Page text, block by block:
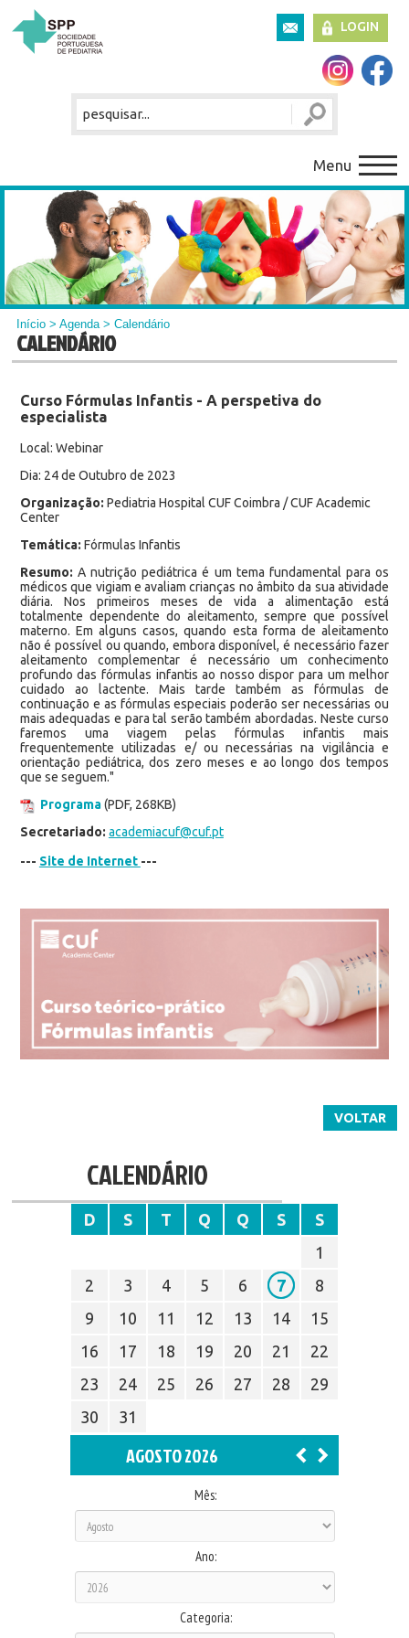
LOGIN
Menu
Início >Agenda> Calendário
CALENDÁRIO
Curso Fórmulas Infantis - A perspetiva do
especialista
Local: Webinar
Dia: 24 de Outubro de 2023
Organização: Pediatria Hospital CUF Coimbra / CUF Academic
Center
Temática: Fórmulas Infantis
Resumo: A nutrição pediátrica é um tema fundamental para os
médicos que vigiam e avaliam crianças no âmbito da sua atividade
diária. Nos primeiros meses de vida a alimentação está
totalmente dependente do aleitamento, sempre que possível
materno. Em alguns casos, quando esta forma de aleitamento
não é possível ou quando, embora disponível, é necessário fazer
aleitamento complementar é necessário um conhecimento
profundo das fórmulas infantis ao nosso dispor para um melhor
cuidado ao lactente. Mais tarde também as fórmulas de
continuação e as fórmulas especiais poderão ser necessárias ou
mais adequadas e para tal serão também abordadas. Neste curso
faremos uma viagem pelas fórmulas infantis mais
frequentemente utilizadas e/ ou necessárias na vigilância e
orientação pediátrica, dos zero meses e ao longo dos tempos
que se seguem."
Programa(PDF, 268KB)
Secretariado: academiacuf@cuf.pt
--- Site de Internet ---
VOLTAR
CALENDÁRIO
D S T Q Q S
S
1
2
3 4 5 6 7
8
9
10 11 12 13 14
15
16
17 18 19 20 21
22
23
24 25 26 27 28
29
30
31
AGOSTO 2026
Mês:
Ano:
Categoria: